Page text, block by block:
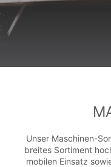
Unser Maschinen-
breites Sortiment
mobilen Einsatz